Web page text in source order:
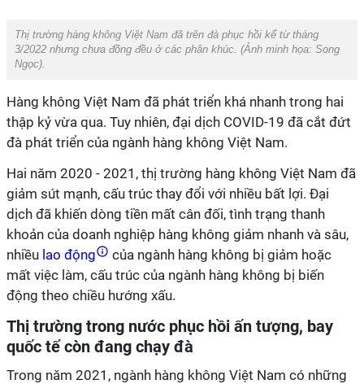
Thị trường hàng không Việt Nam đã trên đà phục hồi kể từ tháng
3/2022 nhưng chưa đồng đều ở các phân khúc. (Ảnh minh họa: Song
Ngọc).
Hàng không Việt Nam đã phát triển khá nhanh trong hai
thập kỷ vừa qua. Tuy nhiên, đại dịch COVID-19 đã cắt đứt
đà phát triển của ngành hàng không Việt Nam.
Hai năm 2020 - 2021, thị trường hàng không Việt Nam đã
giảm sút mạnh, cấu trúc thay đổi với nhiều bất lợi. Đại
dịch đã khiến dòng tiền mất cân đối, tình trạng thanh
khoản của doanh nghiệp hàng không giảm nhanh và sâu,
nhiều lao động
của ngành hàng không bị giảm hoặc
mất việc làm, cấu trúc của ngành hàng không bị biến
động theo chiều hướng xấu.
Thị trường trong nước phục hồi ấn tượng, bay
quốc tế còn đang chạy đà
Trong năm 2021, ngành hàng không Việt Nam có những